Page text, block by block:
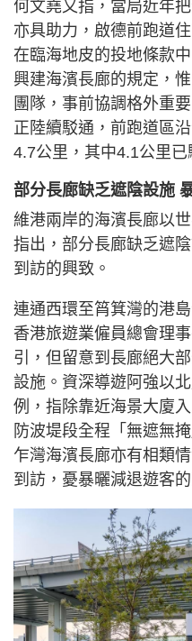
何文堯又指，當局近年
亦具助力，啟德前跑道
在臨海地皮的投地條款
興建海濱長廊的規定，
團隊，事前協調格外重
正陸續駁通，前跑道區
4.7公里，其中4.1公里已
部分長廊缺乏遮陰設施
維港兩岸的海濱長廊以
指出，部分長廊缺乏遮
到訪的興致。
連通西環至筲箕灣的港
香港旅遊業僱員總會理
引，但留意到長廊絕大
設施。資深導遊阿強以
例，指除靠近海景大廈
防波堤段全程「無遮無
乍灣海濱長廊亦有相類
到訪，憂暴曬減退遊客